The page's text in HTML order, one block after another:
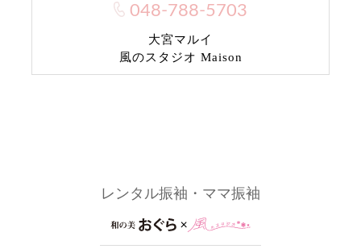
048-788-5703
大宮マルイ
風のスタジオ Maison
レンタル振袖・ママ振袖